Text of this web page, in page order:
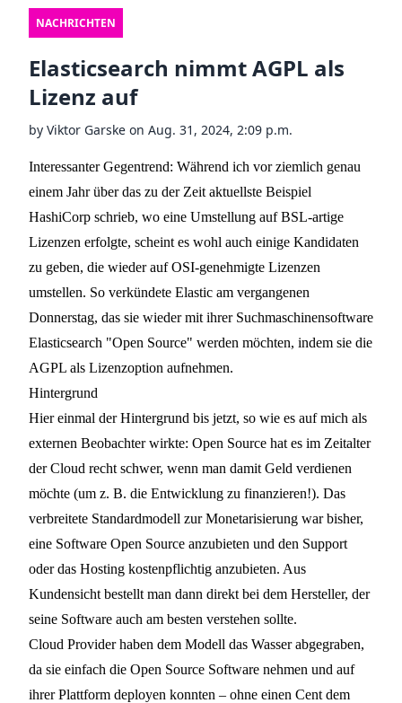
NACHRICHTEN
Elasticsearch nimmt AGPL als
Lizenz auf
by Viktor Garske on Aug. 31, 2024, 2:09 p.m.
Interessanter Gegentrend: Während ich vorziemlich genau
einem Jahrüber das zu der Zeit aktuellste Beispiel
HashiCorp schrieb, wo eine Umstellung auf BSL-artige
Lizenzen erfolgte, scheint es wohl auch einige Kandidaten
zu geben, die wieder auf OSI-genehmigte Lizenzen
umstellen. So verkündete Elastic am vergangenen
Donnerstag, das sie wieder mit ihrer Suchmaschinensoftware
Elasticsearch "Open Source" werden möchten, indem sie die
AGPL als Lizenzoption aufnehmen.
Hintergrund
Hier einmal der Hintergrund bis jetzt, so wie es auf mich als
externen Beobachter wirkte: Open Source hat es im Zeitalter
der Cloud recht schwer, wenn man damit Geld verdienen
möchte (um z. B. die Entwicklung zu finanzieren!). Das
verbreitete Standardmodell zur Monetarisierung war bisher,
eine Software Open Source anzubieten und den Support
oder das Hosting kostenpflichtig anzubieten. Aus
Kundensicht bestellt man dann direkt bei dem Hersteller, der
seine Software auch am besten verstehen sollte.
Cloud Provider haben dem Modell das Wasser abgegraben,
da sie einfach die Open Source Software nehmen und auf
ihrer Plattform deployen konnten – ohne einen Cent dem